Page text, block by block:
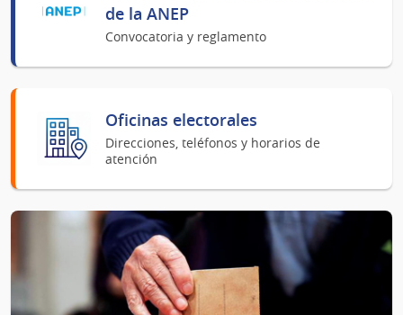
de la ANEP
Convocatoria y reglamento
Oficinas electorales
Direcciones, teléfonos y horarios de
atención